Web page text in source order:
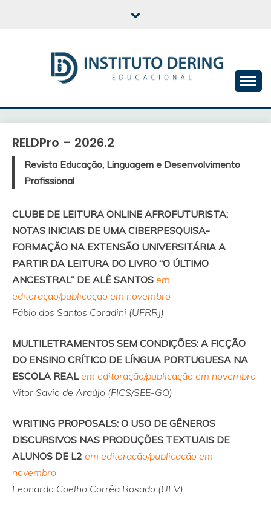
INSTITUTO DERING
EDUCACIONAL
RELDPro – 2026.2
Revista Educação, Linguagem e Desenvolvimento
Profissional
CLUBE DE LEITURA ONLINE AFROFUTURISTA:
NOTAS INICIAIS DE UMA CIBERPESQUISA-
FORMAÇÃO NA EXTENSÃO UNIVERSITÁRIA A
PARTIR DA LEITURA DO LIVRO “O ÚLTIMO
ANCESTRAL” DE ALÊ SANTOS em
editoração/publicação em novembro
Fábio dos Santos Coradini (UFRRJ)
MULTILETRAMENTOS SEM CONDIÇÕES: A FICÇÃO
DO ENSINO CRÍTICO DE LÍNGUA PORTUGUESA NA
ESCOLA REALem editoração/publicação em novembro
Vitor Savio de Araújo (FICS/SEE-GO)
WRITING PROPOSALS: O USO DE GÊNEROS
DISCURSIVOS NAS PRODUÇÕES TEXTUAIS DE
ALUNOS DE L2 em editoração/publicação em
novembro
Leonardo Coelho Corrêa Rosado (UFV)